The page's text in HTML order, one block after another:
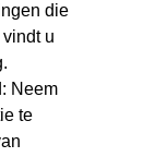
die
u
Neem
te